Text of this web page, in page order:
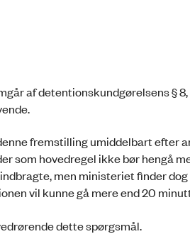
af detentionskundgørelsens §
fremstilling umiddelbart efter
som hovedregel ikke bør hengå
men ministeriet finder
vil kunne gå mere end 20
dette spørgsmål.